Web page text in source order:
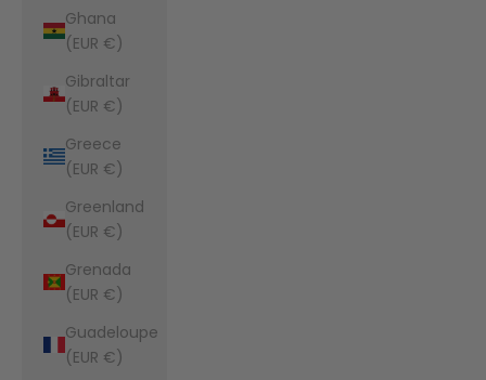
Ghana
(EUR €)
Gibraltar
(EUR €)
Greece
(EUR €)
Greenland
(EUR €)
Grenada
(EUR €)
Guadeloupe
(EUR €)